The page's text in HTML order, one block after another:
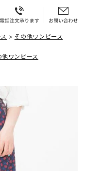
その他ワンピース
他ワンピース